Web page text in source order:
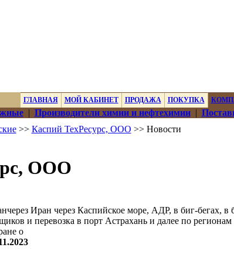
ГЛАВНАЯ МОЙ КАБИНЕТ ПРОДАЖА ПОКУПКА
| Производители химии и нефтехимии|
>> Каспий ТехРесурс, ООО >> Новости
ООО
Иран через Каспийское море, АДР, в биг-бегах, в
и перевозка в порт Астрахань и далее по регионам
о